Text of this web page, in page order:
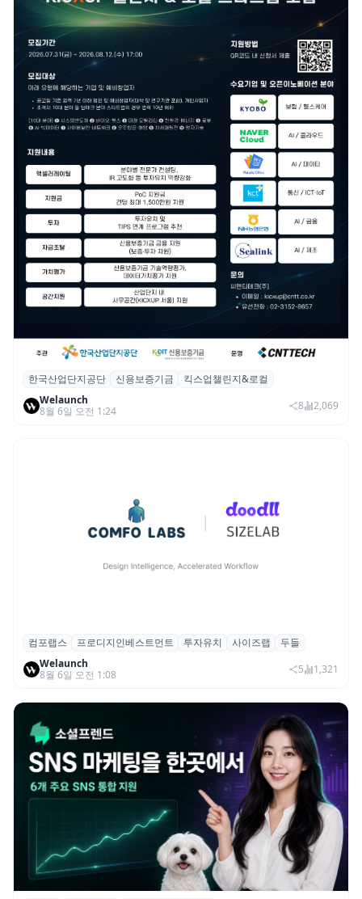
산단공·신보, 2026 ‘킥스업 챌린지&로컬’ 참
여 스타트업 모집
한국산업단지공단 신용보증기금
킥스업챌린지&로컬
Welaunch
8월 6일 오전 1:24
8 2,069
컴포랩스, 프로디지인베스트먼트로부터 시
드 투자 유치
컴포랩스 프로디지인베스트먼트 투자유치 사이즈랩
두들
Welaunch
8월 6일 오전 1:08
5 1,321